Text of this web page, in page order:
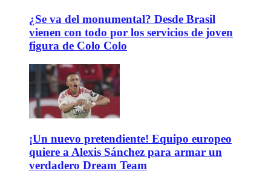
¿Se va del monumental? Desde Brasil
vienen con todo por los servicios de joven
figura de Colo Colo
¡Un nuevo pretendiente! Equipo europeo
quiere a Alexis Sánchez para armar un
verdadero Dream Team